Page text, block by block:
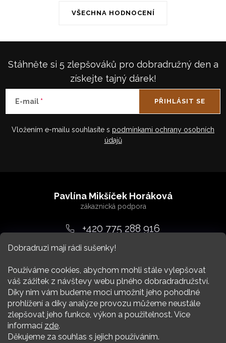
Dobradruzi mají rádi sušenky!
Používáme cookies, abychom mohli stále vylepšovat
váš zážitek z návštevy webu plného dobradradružství.
Díky nim vám budeme moci umožnit jeho pohodlné
prohlížení a díky analýze provozu můžeme neustále
zlepšovat jeho funkce, výkon a použitelnost. Více
informací zde.
Děkujeme za souhlas s jejich používáním.
VŠECHNA HODNOCENÍ
Stáhněte si 5 zlepšováků pro dobradružný den a
získejte tajný dárek!
E-mail
Vložením e-mailu souhlasíte s podmínkami ochrany osobních
údajů
PŘIHLÁSIT SE
a
Nákup
Pavlína Mikšíček Horáková
+420 775 288 916
srdcem@dobradruh.cz